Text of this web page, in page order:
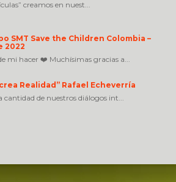
creamos en nuest...
SMT Save the Children Colombia –
2022
mi hacer ❤️ Muchísimas gracias a...
Realidad” Rafael Echeverría
cantidad de nuestros diálogos int...